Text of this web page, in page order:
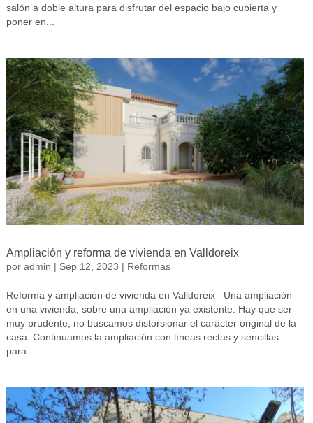
salón a doble altura para disfrutar del espacio bajo cubierta y
poner en...
Ampliación y reforma de vivienda en Valldoreix
por admin | Sep 12, 2023 | Reformas
Reforma y ampliación de vivienda en Valldoreix Una ampliación
en una vivienda, sobre una ampliación ya existente. Hay que ser
muy prudente, no buscamos distorsionar el carácter original de la
casa. Continuamos la ampliación con líneas rectas y sencillas
para...